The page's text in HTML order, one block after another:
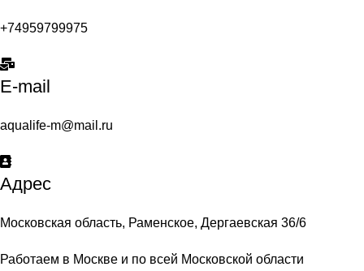
+74959799975
E-mail
aqualife-m@mail.ru
Адрес
Московская область, Раменское, Дергаевская 36/6
Работаем в Москве и по всей Московской области